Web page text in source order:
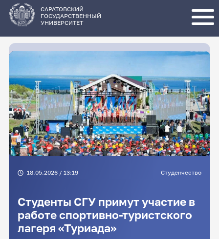
основному
содержанию
САРАТОВСКИЙ
ГОСУДАРСТВЕННЫЙ
УНИВЕРСИТЕТ
18.05.2026 / 13:19 Студенчество
Студенты СГУ примут участие в
работе спортивно-туристского
лагеря «Туриада»